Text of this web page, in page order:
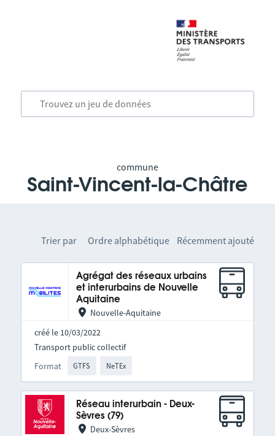
commune
Saint-Vincent-la-Châtre
Trier par Ordre alphabétique Récemment ajouté
Agrégat des réseaux urbains
et interurbains de Nouvelle
Aquitaine
Nouvelle-Aquitaine
créé le 10/03/2022
Format GTFS NeTEx
Transport public collectif
Réseau interurbain - Deux-
Sèvres (79)
Deux-Sèvres